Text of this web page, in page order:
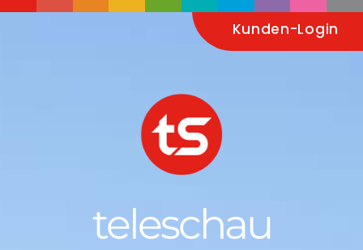
teleschau
Kunden-Login